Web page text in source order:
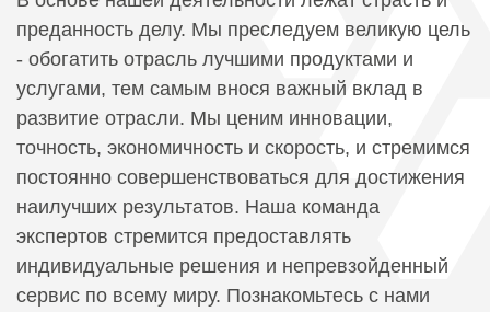
преданность делу. Мы преследуем великую цель
- обогатить отрасль лучшими продуктами и
услугами, тем самым внося важный вклад в
развитие отрасли. Мы ценим инновации,
точность, экономичность и скорость, и стремимся
постоянно совершенствоваться для достижения
наилучших результатов. Наша команда
экспертов стремится предоставлять
индивидуальные решения и непревзойденный
сервис по всему миру. Познакомьтесь с нами